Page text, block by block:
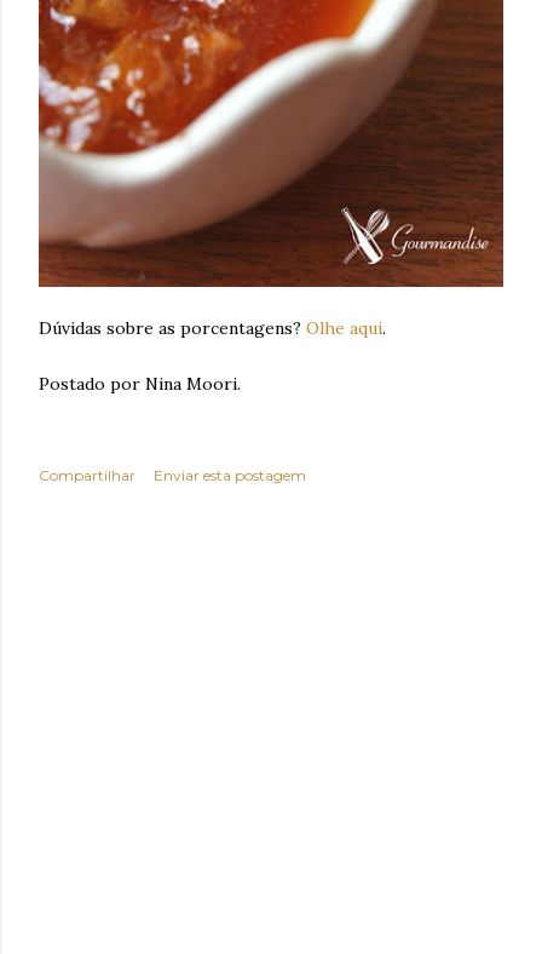
Dúvidas sobre as porcentagens? Olhe aqui.
Postado por Nina Moori.
Compartilhar Enviar esta postagem